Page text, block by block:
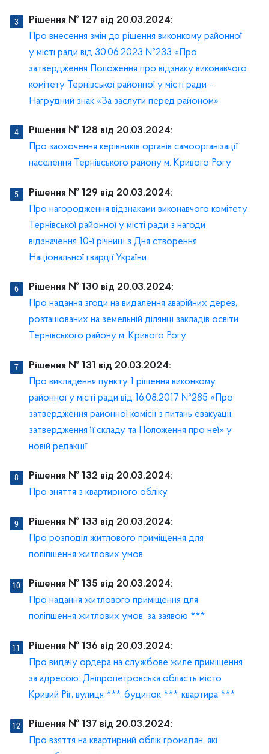
Рішення № 127 від 20.03.2024:
Про внесення змін до рішення виконкому районної
у місті ради від 30.06.2023 №233 «Про
затвердження Положення про відзнаку виконавчого
комітету Тернівської районної у місті ради –
Нагрудний знак «За заслуги перед районом»
Рішення № 128 від 20.03.2024:
Про заохочення керівників органів самоорганізації
населення Тернівського району м. Кривого Рогу
Рішення № 129 від 20.03.2024:
Про нагородження відзнаками виконавчого комітету
Тернівської районної у місті ради з нагоди
відзначення 10-ї річниці з Дня створення
Національної гвардії України
Рішення № 130 від 20.03.2024:
Про надання згоди на видалення аварійних дерев,
розташованих на земельній ділянці закладів освіти
Тернівського району м. Кривого Рогу
Рішення № 131 від 20.03.2024:
Про викладення пункту 1 рішення виконкому
районної у місті ради від 16.08.2017 №285 «Про
затвердження районної комісії з питань евакуації,
затвердження її складу та Положення про неї» у
новій редакції
Рішення № 132 від 20.03.2024:
Про зняття з квартирного обліку
Рішення № 133 від 20.03.2024:
Про розподіл житлового приміщення для
поліпшення житлових умов
Рішення № 135 від 20.03.2024:
Про надання житлового приміщення для
поліпшення житлових умов, за заявою ***
Рішення № 136 від 20.03.2024:
Про видачу ордера на службове жиле приміщення
за адресою: Дніпропетровська область місто
Кривий Ріг, вулиця ***, будинок ***, квартира ***
Рішення № 137 від 20.03.2024:
Про взяття на квартирний облік громадян, які